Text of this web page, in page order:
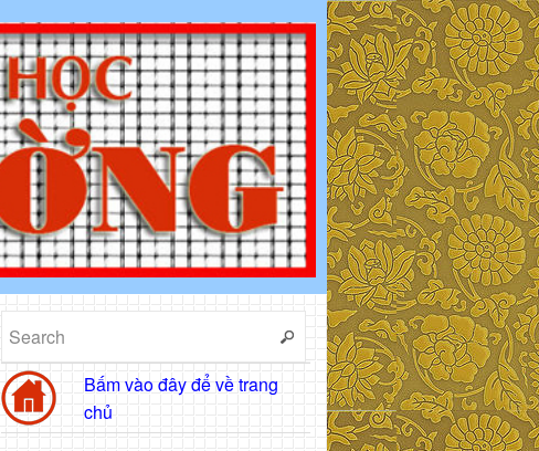
Bấm vào đây để về trang
chủ